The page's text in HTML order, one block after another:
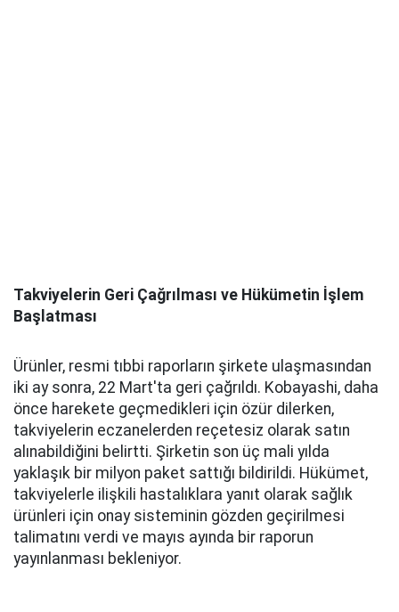
Takviyelerin Geri Çağrılması ve Hükümetin İşlem
Başlatması
Ürünler, resmi tıbbi raporların şirkete ulaşmasından
iki ay sonra, 22 Mart'ta geri çağrıldı. Kobayashi, daha
önce harekete geçmedikleri için özür dilerken,
takviyelerin eczanelerden reçetesiz olarak satın
alınabildiğini belirtti. Şirketin son üç mali yılda
yaklaşık bir milyon paket sattığı bildirildi. Hükümet,
takviyelerle ilişkili hastalıklara yanıt olarak sağlık
ürünleri için onay sisteminin gözden geçirilmesi
talimatını verdi ve mayıs ayında bir raporun
yayınlanması bekleniyor.